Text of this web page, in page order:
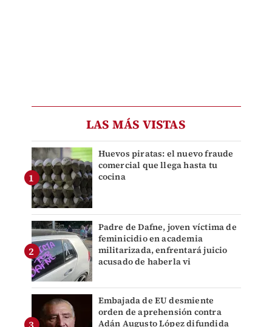
LAS MÁS VISTAS
Huevos piratas: el nuevo fraude
comercial que llega hasta tu
cocina
Padre de Dafne, joven víctima de
feminicidio en academia
militarizada, enfrentará juicio
acusado de haberla vi
Embajada de EU desmiente
orden de aprehensión contra
Adán Augusto López difundida